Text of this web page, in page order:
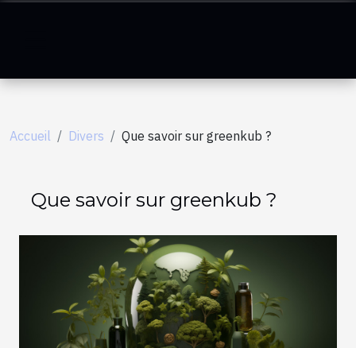
Accueil Divers Que savoir sur greenkub ?
Que savoir sur greenkub ?